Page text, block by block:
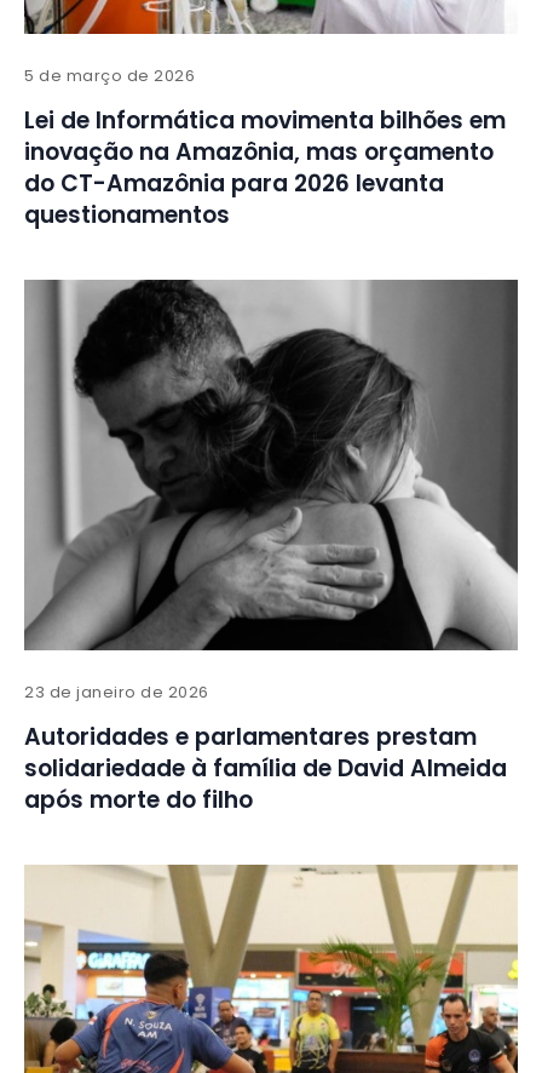
5 de março de 2026
Lei de Informática movimenta bilhões em
inovação na Amazônia, mas orçamento
do CT-Amazônia para 2026 levanta
questionamentos
23 de janeiro de 2026
Autoridades e parlamentares prestam
solidariedade à família de David Almeida
após morte do filho